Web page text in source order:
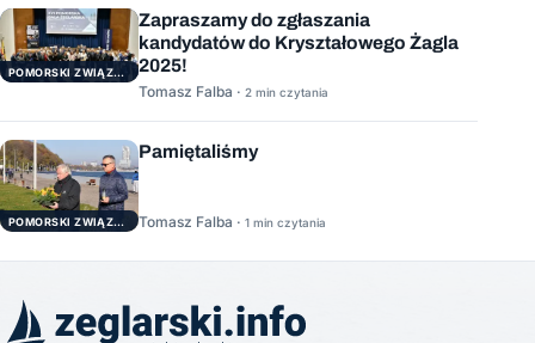
POMORSKI ZWIĄZEK ŻEGLARSKI
Zapraszamy do zgłaszania
kandydatów do Kryształowego Żagla
2025!
Tomasz Falba · 2 min czytania
POMORSKI ZWIĄZEK ŻEGLARSKI
Pamiętaliśmy
Tomasz Falba · 1 min czytania